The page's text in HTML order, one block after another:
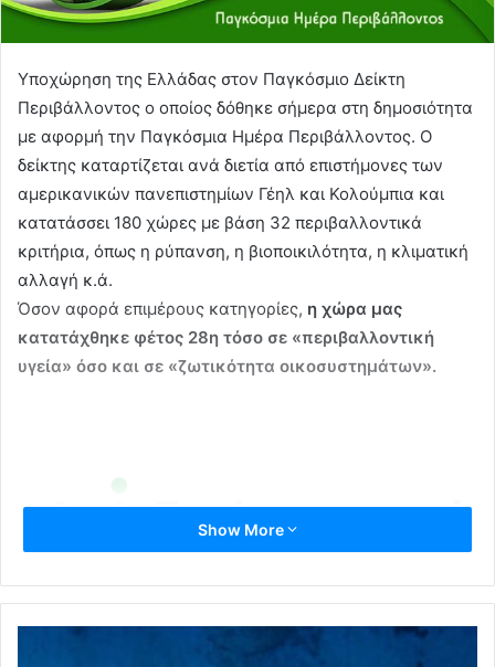
Υποχώρηση της Ελλάδας στον Παγκόσμιο Δείκτη
Περιβάλλοντος ο οποίος δόθηκε σήμερα στη δημοσιότητα
με αφορμή την Παγκόσμια Ημέρα Περιβάλλοντος. Ο
δείκτης καταρτίζεται ανά διετία από επιστήμονες των
αμερικανικών πανεπιστημίων Γέηλ και Κολούμπια και
κατατάσσει 180 χώρες με βάση 32 περιβαλλοντικά
κριτήρια, όπως η ρύπανση, η βιοποικιλότητα, η κλιματική
αλλαγή κ.ά.
Όσον αφορά επιμέρους κατηγορίες, η χώρα μας
κατατάχθηκε φέτος 28η τόσο σε «περιβαλλοντική
υγεία» όσο και σε «ζωτικότητα οικοσυστημάτων».
Show More